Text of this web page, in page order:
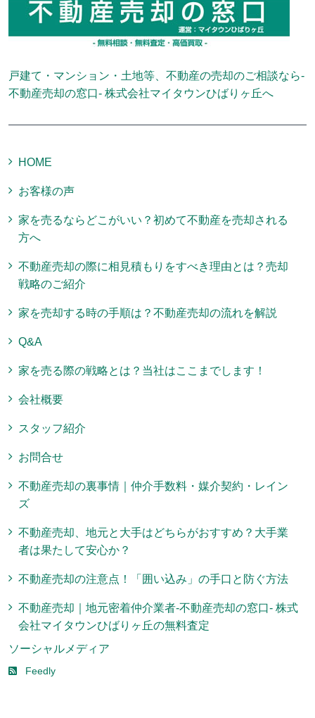
戸建て・マンション・土地等、不動産の売却のご相談なら-
不動産売却の窓口- 株式会社マイタウンひばりヶ丘へ
HOME
お客様の声
家を売るならどこがいい？初めて不動産を売却される
方へ
不動産売却の際に相見積もりをすべき理由とは？売却
戦略のご紹介
家を売却する時の手順は？不動産売却の流れを解説
Q&A
家を売る際の戦略とは？当社はここまでします！
会社概要
スタッフ紹介
お問合せ
不動産売却の裏事情｜仲介手数料・媒介契約・レイン
ズ
不動産売却、地元と大手はどちらがおすすめ？大手業
者は果たして安心か？
不動産売却の注意点！「囲い込み」の手口と防ぐ方法
不動産売却｜地元密着仲介業者-不動産売却の窓口- 株式
会社マイタウンひばりヶ丘の無料査定
ソーシャルメディア
Feedly